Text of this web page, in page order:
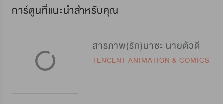
การ์ตูนที่แนะนำสำหรับคุณ
สารภาพ(รัก)มาซะ นายตัวดี
TENCENT ANIMATION & COMICS